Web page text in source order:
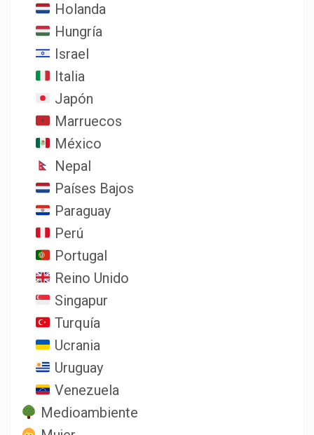
Holanda
Hungría
Israel
Italia
Japón
Marruecos
México
Nepal
Países Bajos
Paraguay
Perú
Portugal
Reino Unido
Singapur
Turquía
Ucrania
Uruguay
Venezuela
Medioambiente